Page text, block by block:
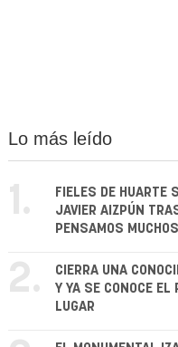
Lo más leído
1.
FIELES DE HUARTE
JAVIER AIZPÚN
PENSAMOS
2.
CIERRA UNA
Y YA SE CONOCE EL
LUGAR